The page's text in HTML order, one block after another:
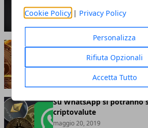
Cookie Policy | Privacy Policy
Personalizza
Rifiuta Opzionali
Accetta Tutto
giugno 05, 2020
Bitcoin abbandona
maggio 20, 2019
Su WhatsApp si potranno
criptovalute
maggio 20, 2019